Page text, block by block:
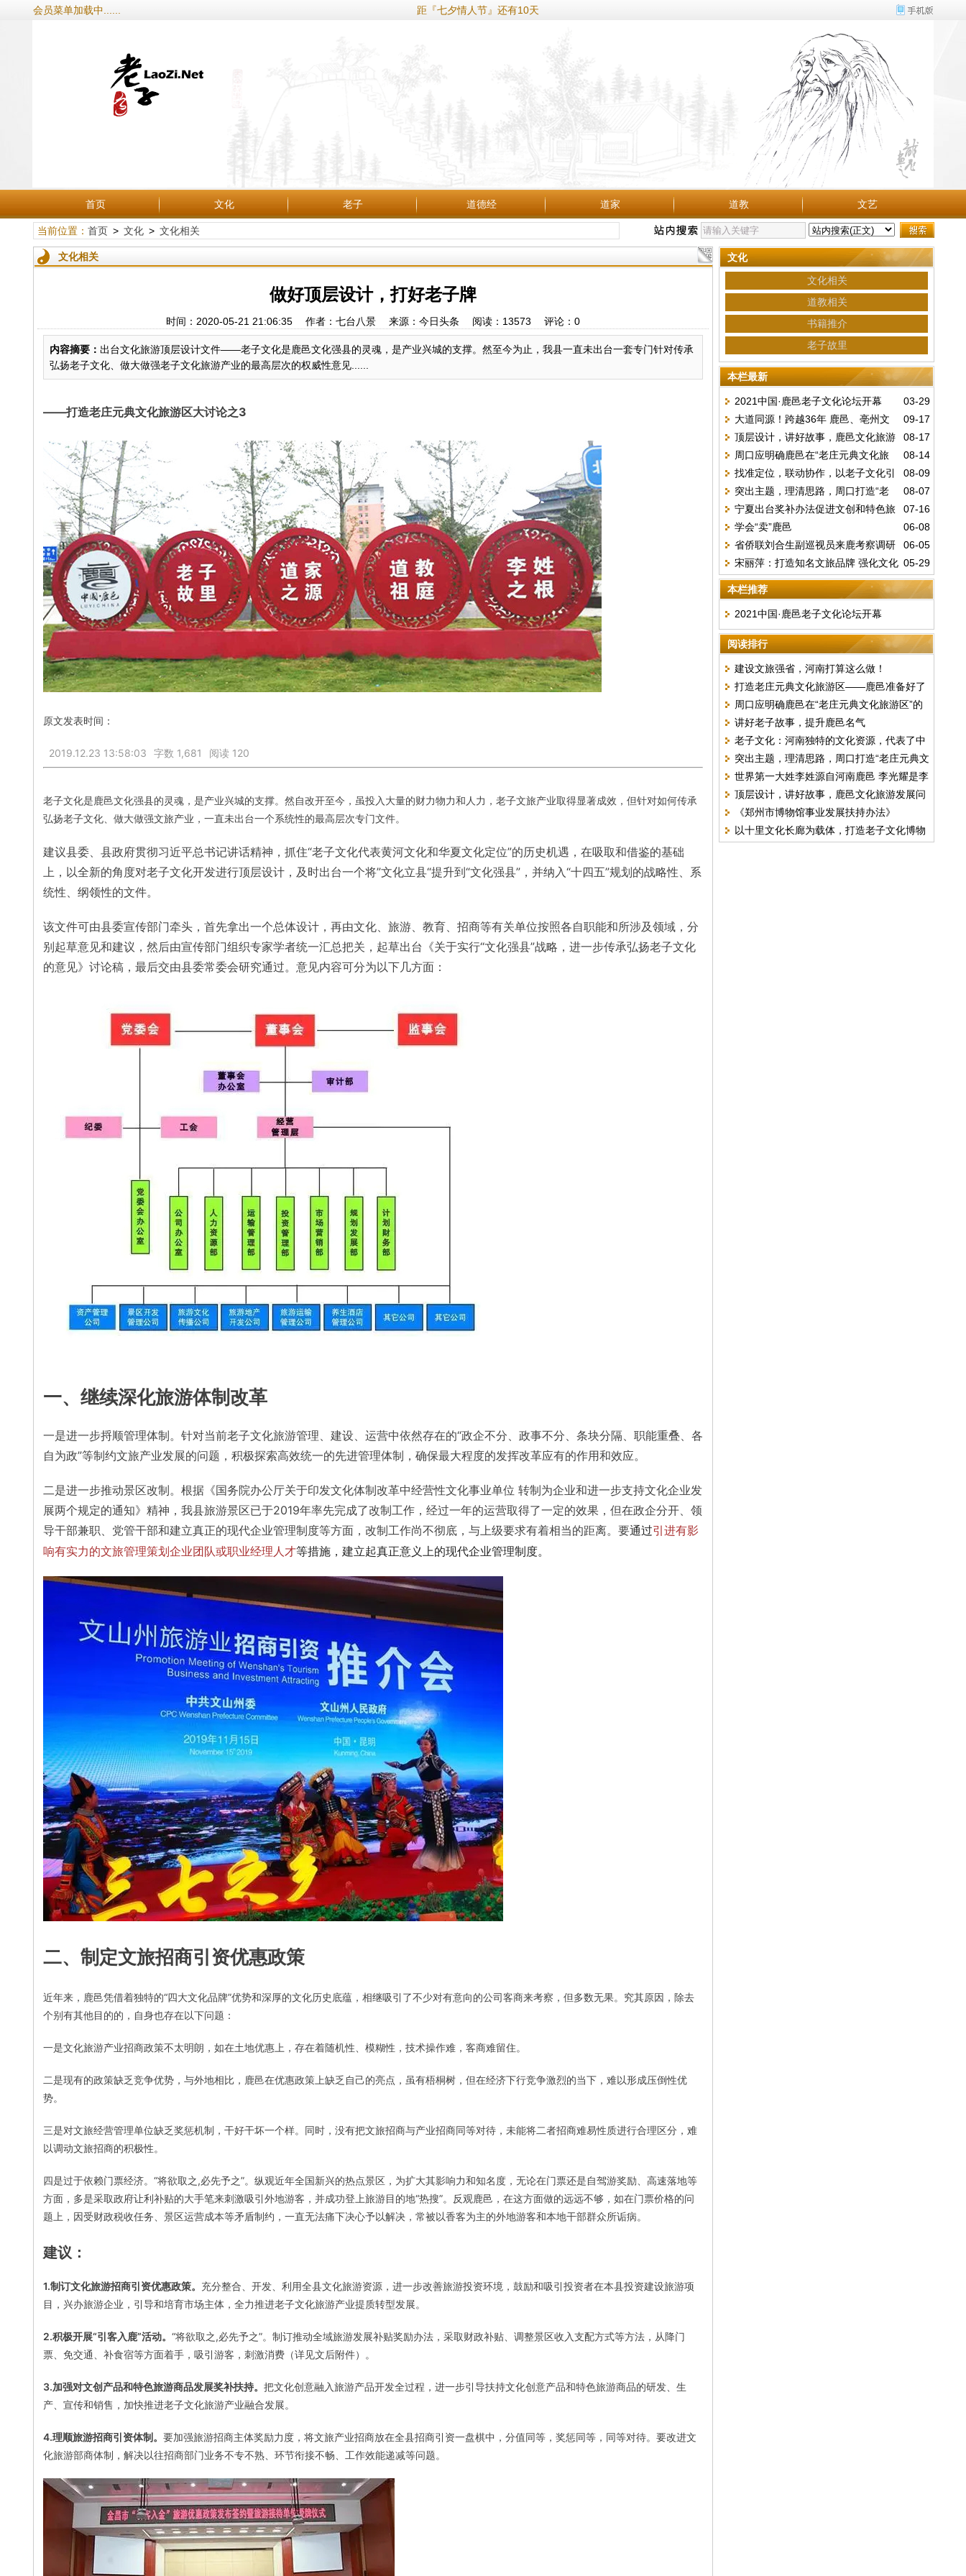
会员菜单加载中...... 距『七夕情人节』还有10天
首页 文化 老子 道德经 道家 道教 文艺
当前位置： 首页> 文化> 文化相关
文化相关
做好顶层设计，打好老子牌
时间：2020-05-21 21:06:35 作者：七台八景 来源：今日头条 阅读： 13573 评论： 0
内容摘要： 出台文化旅游顶层设计文件——老子文化是鹿邑文化强县的灵魂，是产业兴城的支撑。然至今为止，我县一直未出台一套专门针对传承
弘扬老子文化、做大做强老子文化旅游产业的最高层次的权威性意见......
——打造老庄元典文化旅游区大讨论之3
原文发表时间：
2019.12.23 13:58:03 字数 1,681 阅读 120
老子文化是鹿邑文化强县的灵魂，是产业兴城的支撑。然自改开至今，虽投入大量的财力物力和人力，老子文旅产业取得显著成效，但针对如何传承
弘扬老子文化、做大做强文旅产业， 一直未出台一个系统性的最高层次专门文件。
建议县委、县政府贯彻习近平总书记讲话精神，抓住“老子文化代表黄河文化和华夏文化定位”的历史机遇，在吸取和借鉴的基础
上，以全新的角度对老子文化开发进行顶层设计，及时出台一个将”文化立县“提升到“文化强县”，并纳入“十四五”规划的战略性、系
统性、纲领性的文件。
该文件可由县委宣传部门牵头，首先拿出一个总体设计，再由文化、旅游、教育、招商等有关单位按照各自职能和所涉及领域，分
别起草意见和建议，然后由宣传部门组织专家学者统一汇总把关，起草出台《关于实行“文化强县”战略，进一步传承弘扬老子文化
的意见》讨论稿，最后交由县委常委会研究通过。意见内容可分为以下几方面：
一、继续深化旅游体制改革
一是进一步捋顺管理体制。针对当前老子文化旅游管理、建设、运营中依然存在的“政企不分、政事不分、条块分隔、职能重叠、各
自为政”等制约文旅产业发展的问题，积极探索高效统一的先进管理体制，确保最大程度的发挥改革应有的作用和效应。
二是进一步推动景区改制。根据《国务院办公厅关于印发文化体制改革中经营性文化事业单位 转制为企业和进一步支持文化企业发
展两个规定的通知》精神，我县旅游景区已于2019年率先完成了改制工作，经过一年的运营取得了一定的效果，但在政企分开、领
导干部兼职、党管干部和建立真正的现代企业管理制度等方面，改制工作尚不彻底，与上级要求有着相当的距离。要通过引进有影
响有实力的文旅管理策划企业团队或职业经理人才等措施，建立起真正意义上的现代企业管理制度。
二、制定文旅招商引资优惠政策
近年来，鹿邑凭借着独特的“四大文化品牌”优势和深厚的文化历史底蕴，相继吸引了不少对有意向的公司客商来考察，但多数无果。究其原因，除去
个别有其他目的的，自身也存在以下问题：
一是文化旅游产业招商政策不太明朗，如在土地优惠上，存在着随机性、模糊性，技术操作难，客商难留住。
二是现有的政策缺乏竞争优势，与外地相比，鹿邑在优惠政策上缺乏自己的亮点，虽有梧桐树，但在经济下行竞争激烈的当下，难以形成压倒性优
势。
三是对文旅经营管理单位缺乏奖惩机制，干好干坏一个样。同时，没有把文旅招商与产业招商同等对待，未能将二者招商难易性质进行合理区分，难
以调动文旅招商的积极性。
四是过于依赖门票经济。“将欲取之,必先予之”。纵观近年全国新兴的热点景区，为扩大其影响力和知名度，无论在门票还是自驾游奖励、高速落地等
方面，多是采取政府让利补贴的大手笔来刺激吸引外地游客，并成功登上旅游目的地“热搜”。反观鹿邑，在这方面做的远远不够，如在门票价格的问
题上，因受财政税收任务、景区运营成本等矛盾制约，一直无法痛下决心予以解决，常被以香客为主的外地游客和本地干部群众所诟病。
建议：
1.制订文化旅游招商引资优惠政策。 充分整合、开发、利用全县文化旅游资源，进一步改善旅游投资环境，鼓励和吸引投资者在本县投资建设旅游项
目，兴办旅游企业，引导和培育市场主体，全力推进老子文化旅游产业提质转型发展。
2.积极开展“引客入鹿”活动。 “将欲取之,必先予之”。制订推动全域旅游发展补贴奖励办法，采取财政补贴、调整景区收入支配方式等方法，从降门
票、免交通、补食宿等方面着手，吸引游客，刺激消费（详见文后附件）。
3.加强对文创产品和特色旅游商品发展奖补扶持。 把文化创意融入旅游产品开发全过程，进一步引导扶持文化创意产品和特色旅游商品的研发、生
产、宣传和销售，加快推进老子文化旅游产业融合发展。
4.理顺旅游招商引资体制。 要加强旅游招商主体奖励力度，将文旅产业招商放在全县招商引资一盘棋中，分值同等，奖惩同等，同等对待。要改进文
化旅游部商体制，解决以往招商部门业务不专不熟、环节衔接不畅、工作效能递减等问题。
文化
文化相关
道教相关
书籍推介
老子故里
本栏最新
03-29
2021中国·鹿邑老子文化论坛开幕
09-17
大道同源！跨越36年 鹿邑、亳州文
联老子故里再握手
08-17
顶层设计，讲好故事，鹿邑文化旅游
发展问题与对策
08-14
周口应明确鹿邑在“老庄元典文化旅
游区”的主导作用
08-09
找准定位，联动协作，以老子文化引
领周口走向世界
08-07
突出主题，理清思路，周口打造“老
庄元典文化旅游区”第一要务
07-16
宁夏出台奖补办法促进文创和特色旅
游商品发展
06-08
学会“卖”鹿邑
06-05
省侨联刘合生副巡视员来鹿考察调研
老子文化
05-29
宋丽萍：打造知名文旅品牌 强化文化
旅游强省支撑
本栏推荐
2021中国·鹿邑老子文化论坛开幕
阅读排行
建设文旅强省，河南打算这么做！
打造老庄元典文化旅游区——鹿邑准备好了
么？
周口应明确鹿邑在“老庄元典文化旅游区”的
主导作用
讲好老子故事，提升鹿邑名气
老子文化：河南独特的文化资源，代表了中
华文明和中原文化
突出主题，理清思路，周口打造“老庄元典文
化旅游区”第一要务
世界第一大姓李姓源自河南鹿邑 李光耀是李
渊后裔
顶层设计，讲好故事，鹿邑文化旅游发展问
题与对策
《郑州市博物馆事业发展扶持办法》
以十里文化长廊为载体，打造老子文化博物